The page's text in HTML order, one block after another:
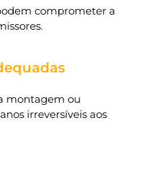
comprometer a
montagem ou
irreversíveis aos